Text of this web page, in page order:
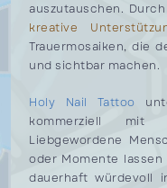
auszutauschen.
kreative
Trauermosaiken, die
und sichtbar machen.
Holy Nail Tattoo
kommerziell mit
Liebgewordene
oder Momente
dauerhaft würdevoll